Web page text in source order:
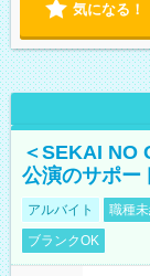
気になる！
＜SEKAI NO
公演のサポー
アルバイト 職種
ブランクOK